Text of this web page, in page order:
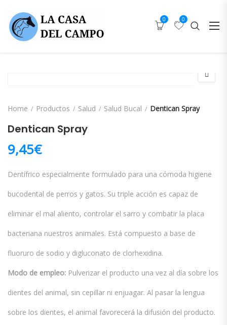
0 0
Home Productos Salud Salud Bucal Dentican Spray
Dentican Spray
9,45€
Dentífrico especialmente formulado para una cómoda higiene
bucodental de perros y gatos. Su triple acción es capaz de
eliminar el mal aliento, controlar el sarro y combatir la placa
bacteriana nuestros animales. Está compuesto a base de
fluoruro de sodio y digluconato de clorhexidina.
Modo de empleo: Pulverizar el producto una vez al día sobre los
dientes del animal, sin cepillar ni enjuagar. Al pasar la lengua
sobre los dientes, el animal favorecerá la difusión del producto.